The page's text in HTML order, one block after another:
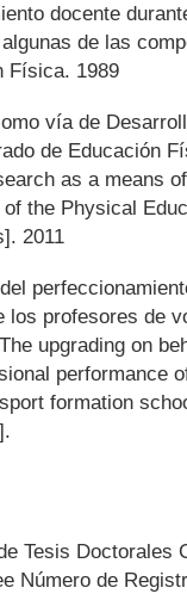
docente
de las
Física. 1989
vía de
de Educación
as a means of
the Physical
2011
los profesores de
upgrading on
performance
formation
Tesis Doctorales
Número de